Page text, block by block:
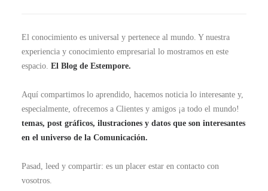
El conocimiento es universal y pertenece al mundo. Y nuestra
experiencia y conocimiento empresarial lo mostramos en este
espacio. El Blog de Estempore.
Aquí compartimos lo aprendido, hacemos noticia lo interesante y,
especialmente, ofrecemos a Clientes y amigos ¡a todo el mundo!
temas, post gráficos, ilustraciones y datos que son interesantes
en el universo de la Comunicación.
Pasad, leed y compartir: es un placer estar en contacto con
vosotros.